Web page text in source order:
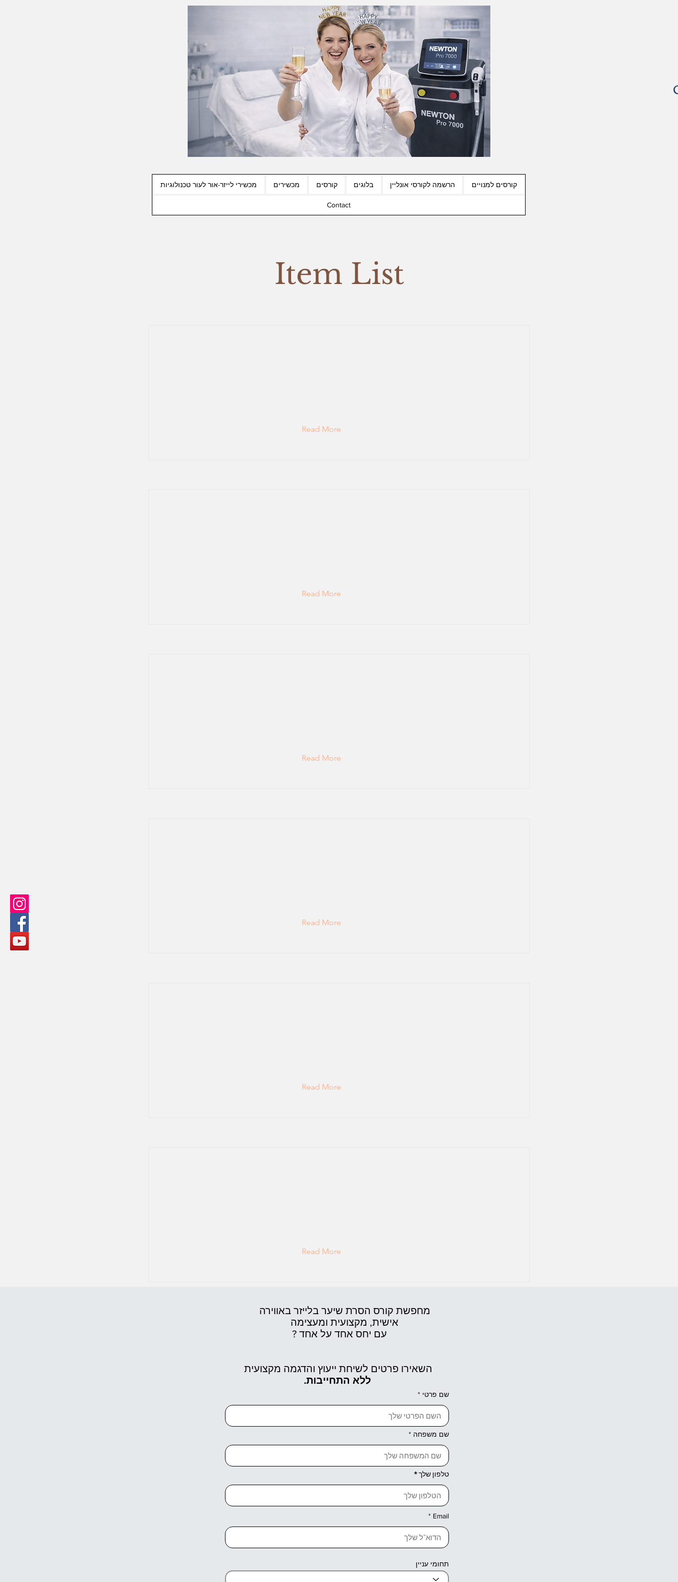
מכשירי לייזר-אור לעור טכנולוגיות מכשירים קורסים בלוגים הרשמה לקורסי אונליין קורסים למנויים
Contact
Item List
Read More
Read More
Read More
Read More
Read More
Read More
מחפשת קורס הסרת שיער בלייזר באווירה
אישית, מקצועית ומעצימה
עם יחס אחד על אחד ?
השאירו פרטים לשיחת ייעוץ והדגמה מקצועית
ללא התחייבות.
שם פרטי
שם משפחה
טלפון שלך
Email
תחומי עניין